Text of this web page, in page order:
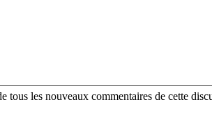
tous les nouveaux commentaires de cette